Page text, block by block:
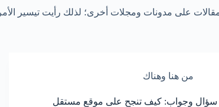
على مدونات ومجلات أخرى؛ لذلك رأيت تيسير
من هنا وهناك
سؤال وجواب: كيف تنجح على موقع مستقل